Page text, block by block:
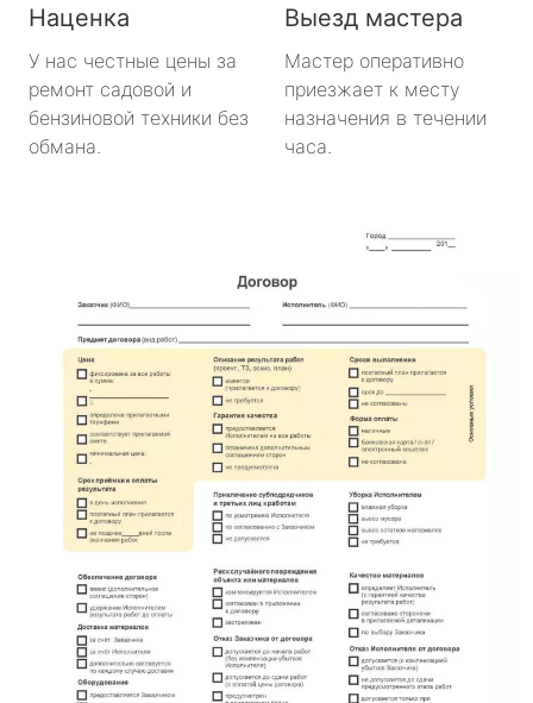
метро Парк Культуры
метро Пролетарская
метро Маяковская
метро Площадь Революции
метро Проспект Вернадского
метро Планерная
метро Новые Черёмушки
метро Петровско-Разумовская
метро Новокузнецкая
Наценка
У нас честные цены за
ремонт садовой и
бензиновой техники без
обмана.
Выезд мастера
Мастер оперативно
приезжает к месту
назначения в течении
часа.